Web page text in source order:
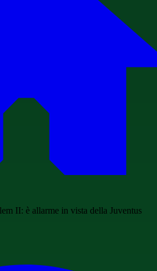
II: è allarme in vista della Juventus